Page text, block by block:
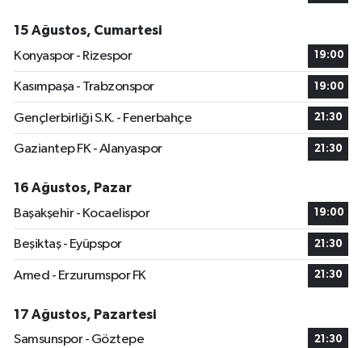
15 Ağustos, Cumartesi
Konyaspor - Rizespor
19:00
Kasımpaşa - Trabzonspor 19:00
Gençlerbirliği S.K. - Fenerbahçe 21:30
Gaziantep FK - Alanyaspor 21:30
16 Ağustos, Pazar
Başakşehir - Kocaelispor
19:00
Beşiktaş - Eyüpspor 21:30
Amed - Erzurumspor FK 21:30
17 Ağustos, Pazartesi
Samsunspor - Göztepe
21:30